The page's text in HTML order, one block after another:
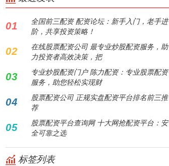
01
全国前三配资 配资论坛：新手入门，老手进
阶，共享投资策略！
02
在线股票配资公司 最专业炒股配资服务，助
力投资者高效决策，把
03
专业炒股配资门户 陈力配资：专业股票配资
服务，助您轻松实现财
04
股票配资公司 正规实盘配资平台排名前三推
荐
05
股票配资平台查询网 十大网抢配资平台：安
全可靠之选
标签列表